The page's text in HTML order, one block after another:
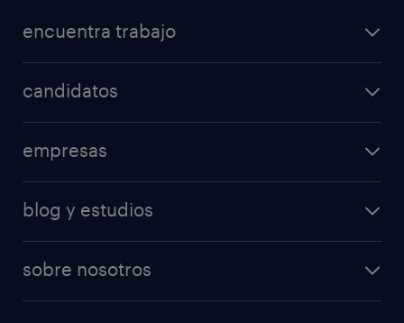
encuentra trabajo
candidatos
empresas
blog y estudios
sobre nosotros